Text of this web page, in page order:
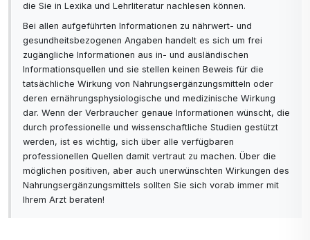
die Sie in Lexika und Lehrliteratur nachlesen können.
Bei allen aufgeführten Informationen zu nährwert- und
gesundheitsbezogenen Angaben handelt es sich um frei
zugängliche Informationen aus in- und ausländischen
Informationsquellen und sie stellen keinen Beweis für die
tatsächliche Wirkung von Nahrungsergänzungsmitteln oder
deren ernährungsphysiologische und medizinische Wirkung
dar. Wenn der Verbraucher genaue Informationen wünscht, die
durch professionelle und wissenschaftliche Studien gestützt
werden, ist es wichtig, sich über alle verfügbaren
professionellen Quellen damit vertraut zu machen. Über die
möglichen positiven, aber auch unerwünschten Wirkungen des
Nahrungsergänzungsmittels sollten Sie sich vorab immer mit
Ihrem Arzt beraten!